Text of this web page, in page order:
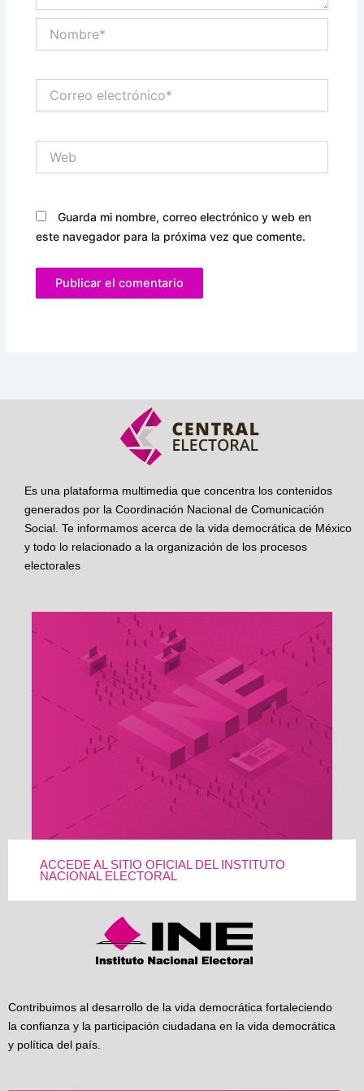
electrónico*
Guarda mi nombre, correo electrónico y web en
este navegador para la próxima vez que comente.
Es una plataforma multimedia que concentra los contenidos
generados por la Coordinación Nacional de Comunicación
Social. Te informamos acerca de la vida democrática de México
y todo lo relacionado a la organización de los procesos
electorales
ACCEDE AL SITIO OFICIAL DEL INSTITUTO
NACIONAL ELECTORAL
Contribuimos al desarrollo de la vida democrática fortaleciendo
la confianza y la participación ciudadana en la vida democrática
y política del país.